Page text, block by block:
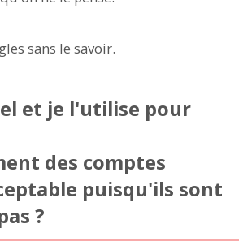
sans le savoir.
et je l'utilise pour
des comptes
puisqu'ils sont
?